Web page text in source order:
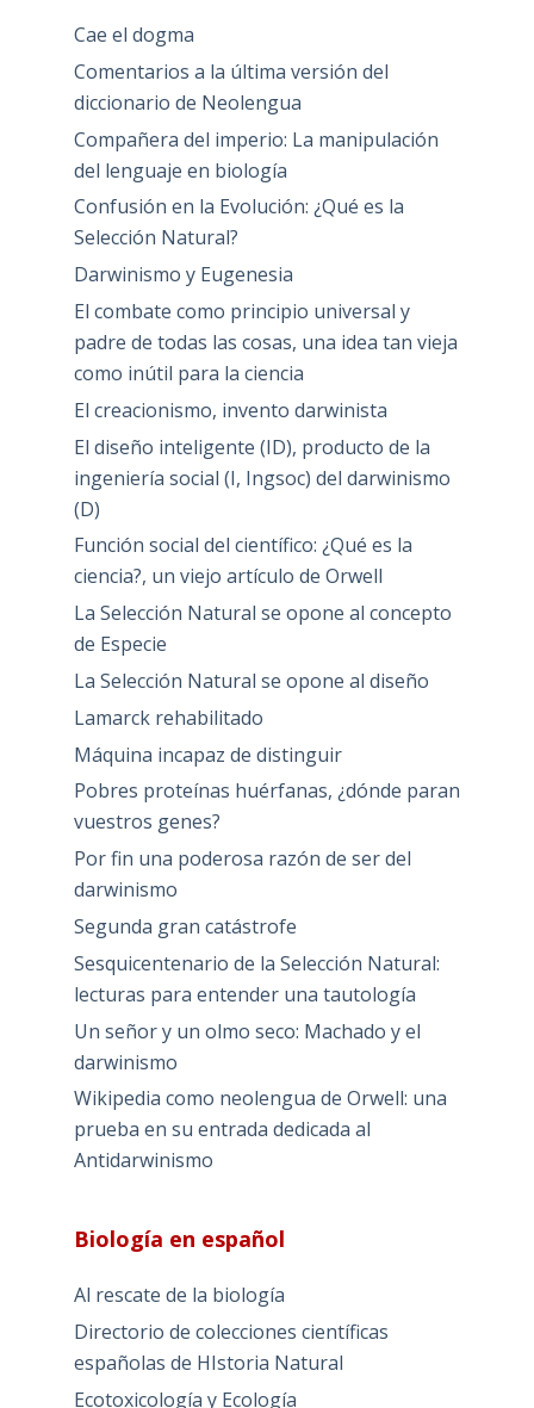
Cae el dogma
Comentarios a la última versión del
diccionario de Neolengua
Compañera del imperio: La manipulación
del lenguaje en biología
Confusión en la Evolución: ¿Qué es la
Selección Natural?
Darwinismo y Eugenesia
El combate como principio universal y
padre de todas las cosas, una idea tan vieja
como inútil para la ciencia
El creacionismo, invento darwinista
El diseño inteligente (ID), producto de la
ingeniería social (I, Ingsoc) del darwinismo
(D)
Función social del científico: ¿Qué es la
ciencia?, un viejo artículo de Orwell
La Selección Natural se opone al concepto
de Especie
La Selección Natural se opone al diseño
Lamarck rehabilitado
Máquina incapaz de distinguir
Pobres proteínas huérfanas, ¿dónde paran
vuestros genes?
Por fin una poderosa razón de ser del
darwinismo
Segunda gran catástrofe
Sesquicentenario de la Selección Natural:
lecturas para entender una tautología
Un señor y un olmo seco: Machado y el
darwinismo
Wikipedia como neolengua de Orwell: una
prueba en su entrada dedicada al
Antidarwinismo
Biología en español
Al rescate de la biología
Directorio de colecciones científicas
españolas de HIstoria Natural
Ecotoxicología y Ecología